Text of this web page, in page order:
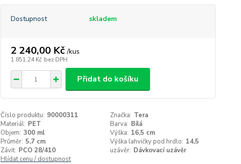
Dostupnost skladem
2 240,00 Kč /kus
1 851,24 Kč bez DPH
Přidat do košíku
Číslo produktu: 90000311 Značka: Tera
Materiál: PET Barva: Bílá
Objem: 300 ml Výška: 16,5 cm
Průměr: 5,7 cm Výška lahvičky pod hrdlo: 14,5
Závit: PCO 28/410 uzávěr: Dávkovací uzávěr
Hlídat cenu / dostupnost